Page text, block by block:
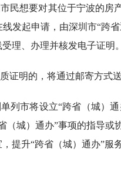
民想要对其位于宁波的房
发起申请，由深圳市“跨
理、办理并核发电子证明
证明的，将通过邮寄方式送
列市将设立“跨省（城）
（城）通办”事项的指导或
提升“跨省（城）通办”服